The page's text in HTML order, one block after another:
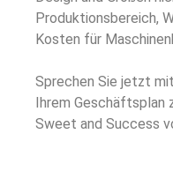
Produktionsbereich,
Kosten für
Sprechen Sie jetzt
Ihrem Geschäftsplan
Sweet and Success